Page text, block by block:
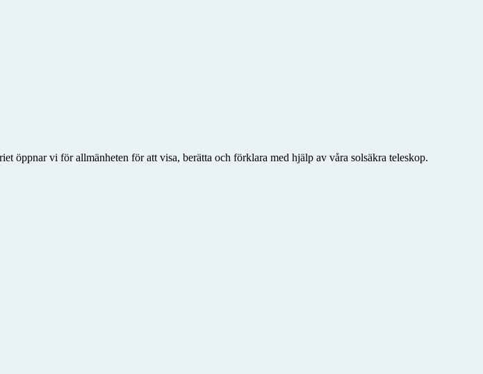
öppnar vi för allmänheten för att visa, berätta och förklara med hjälp av våra solsäkra teleskop.